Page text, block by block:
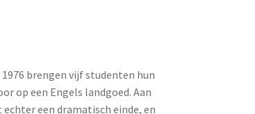
brengen vijf studenten hun
op een Engels landgoed. Aan
een dramatisch einde, en